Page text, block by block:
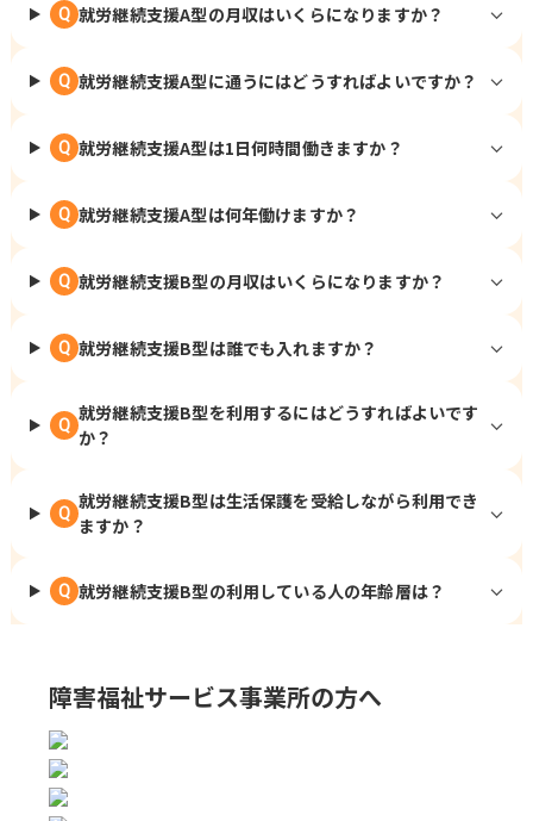
Q 就労継続支援A型の月収はいくらになりますか？
Q 就労継続支援A型に通うにはどうすればよいですか？
Q 就労継続支援A型は1日何時間働きますか？
Q 就労継続支援A型は何年働けますか？
Q 就労継続支援B型の月収はいくらになりますか？
Q 就労継続支援B型は誰でも入れますか？
Q
就労継続支援B型を利用するにはどうすればよいです
か？
Q
就労継続支援B型は生活保護を受給しながら利用でき
ますか？
Q 就労継続支援B型の利用している人の年齢層は？
障害福祉サービス事業所の方へ